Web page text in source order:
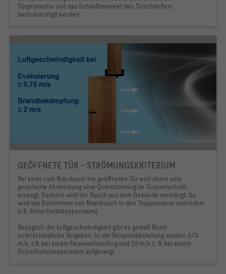
Türgeometrie und das Schließmoment des Türschließers
berücksichtigt werden.
GEÖFFNETE TÜR - STRÖMUNGSKRITERIUM
Bei einer zum Brandraum hin geöffneten Tür wird durch eine
gesicherte Abströmung eine Querströmung im Türquerschnitt
erzeugt. Dadurch wird der Rauch aus dem Gebäude verdrängt. So
wird das Einströmen von Brandrauch in den Treppenraum verhindert
(z.B. Sicherheitstreppenraum).
Bezüglich der Luftgeschwindigkeit gibt es gemäß Norm
unterschiedliche Vorgaben. In der Beispieldarstellung werden 0,75
m/s, z.B. bei einem Feuerwehraufzug und 2,0 m/s z. B. bei einem
Sicherheitstreppenraum aufgezeigt